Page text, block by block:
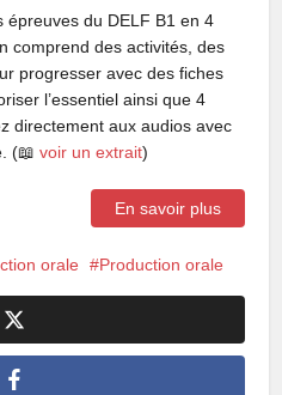
épreuves du DELF B1 en 4
comprend des activités, des
progresser avec des fiches
l’essentiel ainsi que 4
directement aux audios avec
(📖voir un extrait)
En savoir plus
orale Production orale